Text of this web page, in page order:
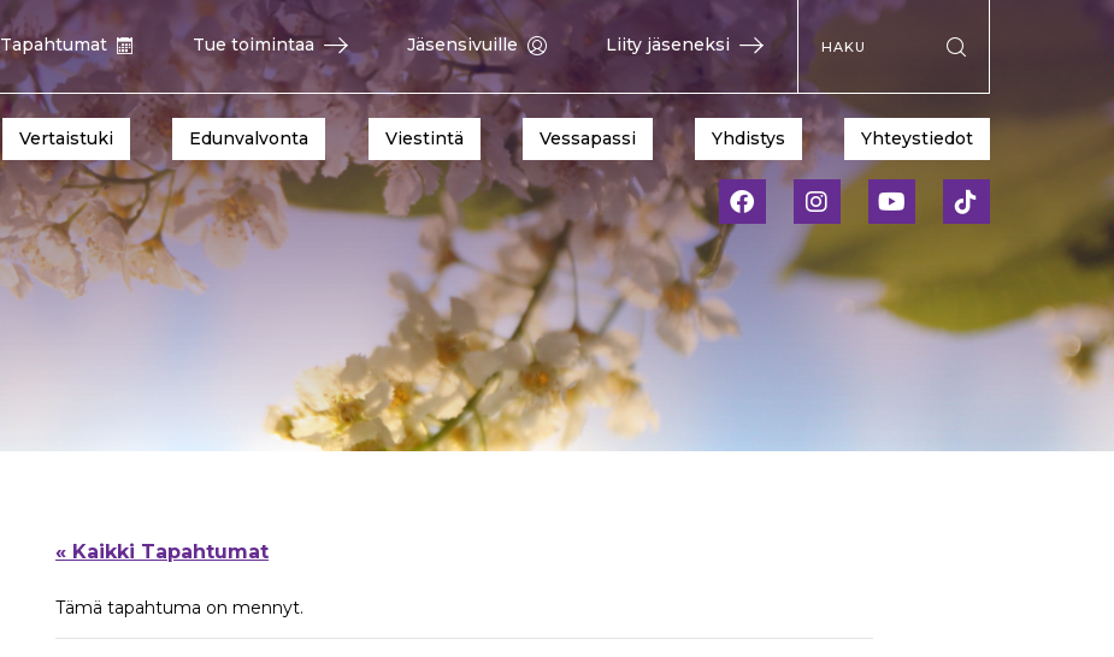
Tapahtumat Tue toimintaa Jäsensivuille Liity jäseneksi
Hae sivustolta
Vertaistuki Edunvalvonta Viestintä Vessapassi Yhdistys Yhteystiedot
« Kaikki Tapahtumat
Tämä tapahtuma on mennyt.